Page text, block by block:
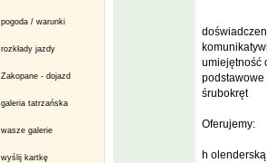
pogoda / warunki
rozkłady jazdy
Zakopane - dojazd
galeria tatrzańska
wasze galerie
wyślij kartkę
umiejętność
podstawowe
śrubokręt
Oferujemy:
h